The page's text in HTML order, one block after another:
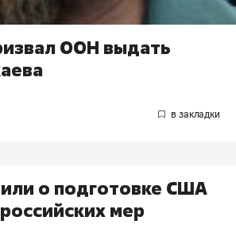
ООН выдать
о подготовке США
мер